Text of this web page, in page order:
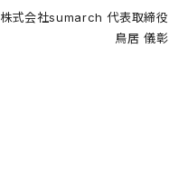
株式会社sumarch 代表取締役
鳥居 儀彰